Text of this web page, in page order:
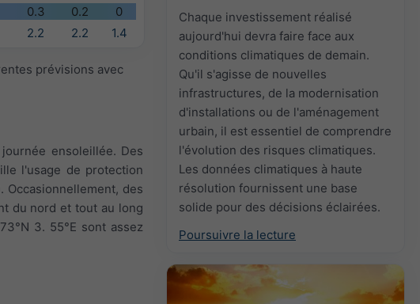
Chaque investissement réalisé
aujourd'hui devra faire face aux
conditions climatiques de demain.
Qu'il s'agisse de nouvelles
infrastructures, de la modernisation
d'installations ou de l'aménagement
urbain, il est essentiel de comprendre
l'évolution des risques climatiques.
Les données climatiques à haute
résolution fournissent une base
solide pour des décisions éclairées.
Poursuivre la lecture
0.3 0.2
0
2.2 2.2 1.4
prévisions avec
ensoleillée. Des
l'usage de protection
des
du nord et tout au long
3. 55°E sont assez